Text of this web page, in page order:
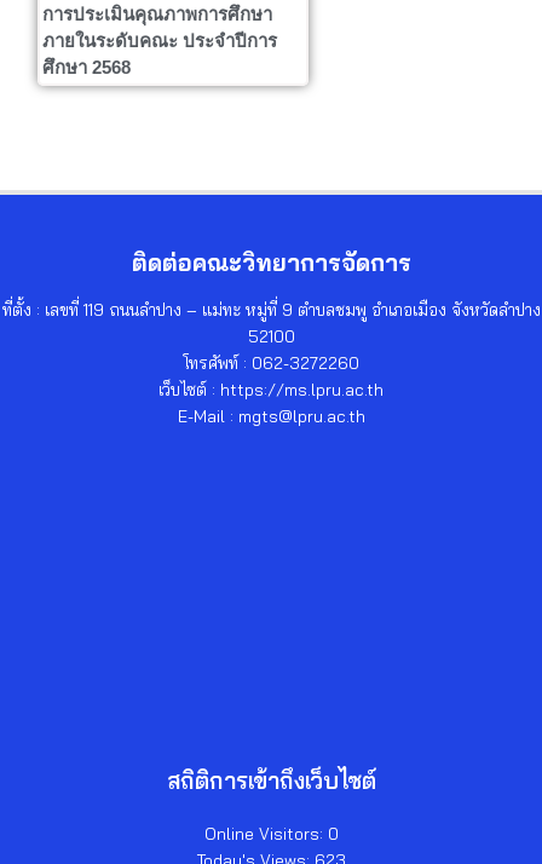
การประเมินคุณภาพการศึกษา
ภายในระดับคณะ ประจำปีการ
ศึกษา 2568
ติดต่อคณะวิทยาการจัดการ
ที่ตั้ง : เลขที่ 119 ถนนลำปาง – แม่ทะ หมู่ที่ 9 ตำบลชมพู อำเภอเมือง จังหวัดลำปาง
52100
โทรศัพท์ : 062-3272260
เว็บไซต์ : https://ms.lpru.ac.th
E-Mail : mgts@lpru.ac.th
สถิติการเข้าถึงเว็บไซต์
Online Visitors: 0
Today's Views: 623